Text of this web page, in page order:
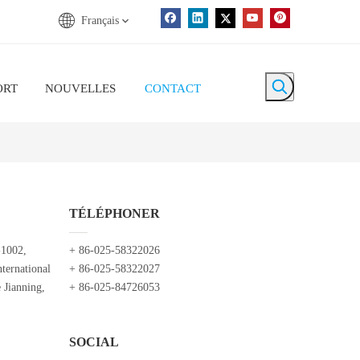
Français
NOUVELLES CONTACT
TÉLÉPHONER
+ 86-025-58322026
+ 86-025-58322027
+ 86-025-84726053
SOCIAL